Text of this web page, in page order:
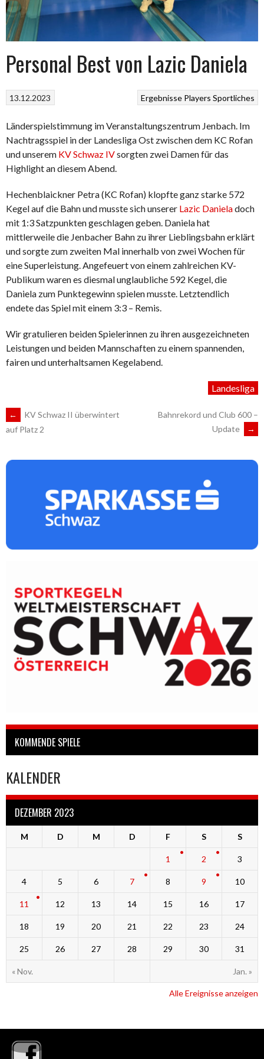
Personal Best von Lazic Daniela
Ergebnisse Players Sportliches
13.12.2023
Länderspielstimmung im Veranstaltungszentrum Jenbach. Im
Nachtragsspiel in der Landesliga Ost zwischen dem KC Rofan
und unserem KV Schwaz IVsorgten zwei Damen für das
Highlight an diesem Abend.
Hechenblaickner Petra (KC Rofan) klopfte ganz starke 572
Kegel auf die Bahn und musste sich unserer Lazic Danieladoch
mit 1:3 Satzpunkten geschlagen geben. Daniela hat
mittlerweile die Jenbacher Bahn zu ihrer Lieblingsbahn erklärt
und sorgte zum zweiten Mal innerhalb von zwei Wochen für
eine Superleistung. Angefeuert von einem zahlreichen KV-
Publikum waren es diesmal unglaubliche 592 Kegel, die
Daniela zum Punktegewinn spielen musste. Letztendlich
endete das Spiel mit einem 3:3 – Remis.
Wir gratulieren beiden Spielerinnen zu ihren ausgezeichneten
Leistungen und beiden Mannschaften zu einem spannenden,
fairen und unterhaltsamen Kegelabend.
Landesliga
ARTIKEL-
NAVIGATION
←
KV Schwaz II überwintert
auf Platz 2
Bahnrekord und Club 600 –
Update
→
KOMMENDE SPIELE
KALENDER
DEZEMBER 2023
M D M D F S S
« Nov. Jan. »
1 2 3
4 5 6 7 8 9 10
11 12 13 14 15 16 17
18 19 20 21 22 23 24
25 26 27 28 29 30 31
Alle Ereignisse anzeigen